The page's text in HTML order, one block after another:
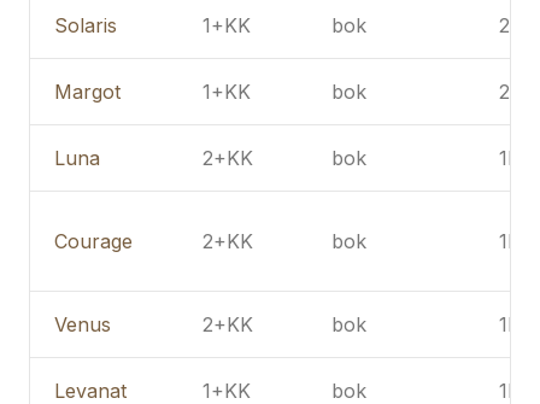
Solaris 1+KK bok 2PP
Margot 1+KK bok 2PP
Luna 2+KK bok 1PP
Courage 2+KK bok 1PP
Venus 2+KK bok 1PP
Levanat 1+KK bok 1NP